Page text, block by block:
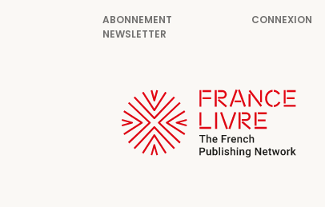
ABONNEMENT
NEWSLETTER
CONNEXION